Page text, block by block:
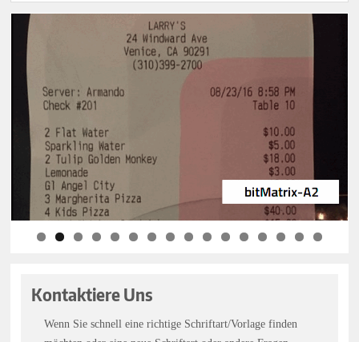
Kontaktiere Uns
Wenn Sie schnell eine richtige Schriftart/Vorlage finden